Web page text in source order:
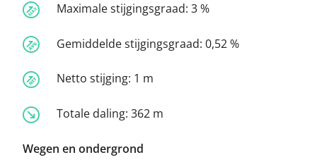
Maximale stijgingsgraad: 3 %
Gemiddelde stijgingsgraad: 0,52 %
Netto stijging: 1 m
Totale daling: 362 m
Wegen en ondergrond